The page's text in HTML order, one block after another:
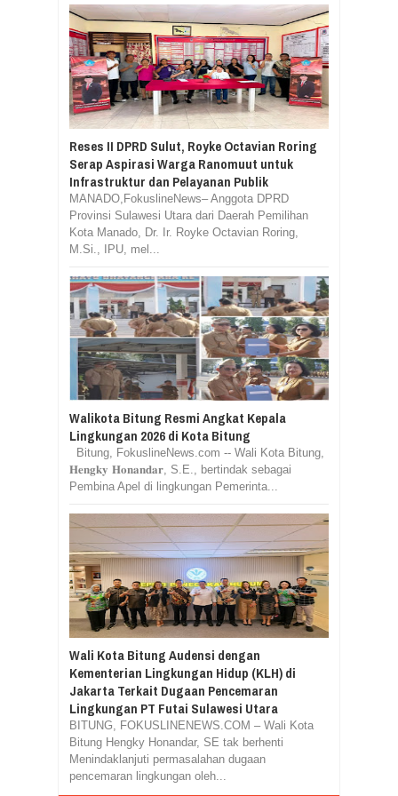
Reses II DPRD Sulut, Royke Octavian Roring
Serap Aspirasi Warga Ranomuut untuk
Infrastruktur dan Pelayanan Publik
MANADO,FokuslineNews– Anggota DPRD
Provinsi Sulawesi Utara dari Daerah Pemilihan
Kota Manado, Dr. Ir. Royke Octavian Roring,
M.Si., IPU, mel...
Walikota Bitung Resmi Angkat Kepala
Lingkungan 2026 di Kota Bitung
Bitung, FokuslineNews.com -- Wali Kota Bitung,
𝐇𝐞𝐧𝐠𝐤𝐲 𝐇𝐨𝐧𝐚𝐧𝐝𝐚𝐫, S.E., bertindak sebagai
Pembina Apel di lingkungan Pemerinta...
Wali Kota Bitung Audensi dengan
Kementerian Lingkungan Hidup (KLH) di
Jakarta Terkait Dugaan Pencemaran
Lingkungan PT Futai Sulawesi Utara
BITUNG, FOKUSLINENEWS.COM – Wali Kota
Bitung Hengky Honandar, SE tak berhenti
Menindaklanjuti permasalahan dugaan
pencemaran lingkungan oleh...